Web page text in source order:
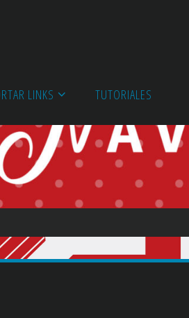
LINKS TUTORIALES